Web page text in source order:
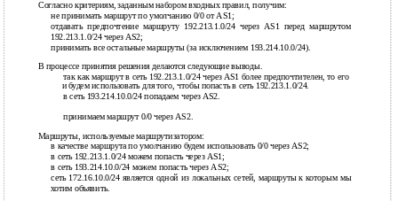
Согласно критериям, заданным набором входных правил, получим:
не принимать маршрут по умолчанию 0/0 от AS1;
отдавать предпочтение маршруту 192.213.1.0/24 через AS1 перед маршрутом
192.213.1.0/24 через AS2;
принимать все остальные маршруты (за исключением 193.214.10.0/24).
В процессе принятия решения делаются следующие выводы.
так как маршрут в сеть 192.213.1.0/24 через AS1 более предпочтителен, то его
и будем использовать для того, чтобы попасть в сеть 192.213.1.0/24.
в сеть 193.214.10.0/24 попадаем через AS2.
принимаем маршрут 0/0 через AS2.
Маршруты, используемые маршрутизатором:
в качестве маршрута по умолчанию будем использовать 0/0 через AS2;
в сеть 192.213.1.0/24 можем попасть через AS1;
в сеть 193.214.10.0/24 можем попасть через AS2;
сеть 172.16.10.0/24 является одной из локальных сетей, маршруты к которым мы
хотим объявить.